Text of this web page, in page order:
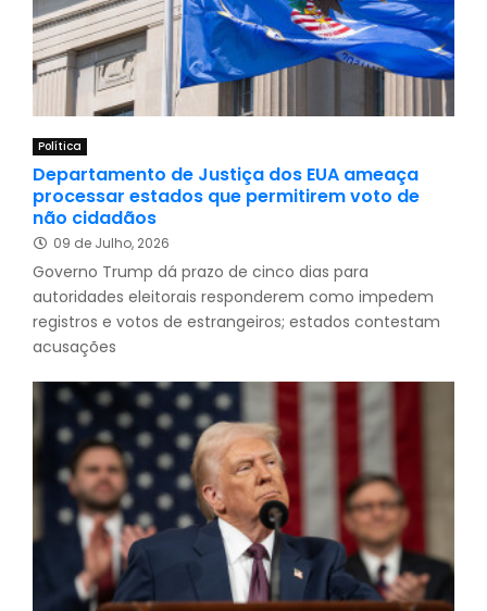
Política
Departamento de Justiça dos EUA ameaça
processar estados que permitirem voto de
não cidadãos
09 de Julho, 2026
Governo Trump dá prazo de cinco dias para
autoridades eleitorais responderem como impedem
registros e votos de estrangeiros; estados contestam
acusações